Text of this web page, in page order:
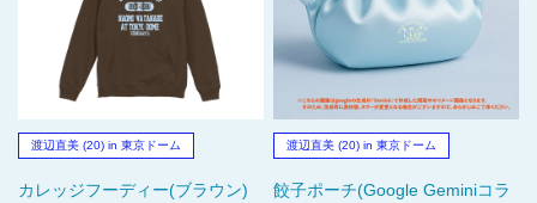
渡辺直美 (20) in 東京ドーム
カレッジフーディー(ブラウン)
渡辺直美 (20) in 東京ドーム
餃子ポーチ(Google Geminiコラ